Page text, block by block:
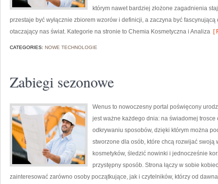
którym nawet bardziej złożone zagadnienia
przestaje być wyłącznie zbiorem wzorów i definicji, a zaczyna być
otaczający nas świat. Kategorie na stronie to Chemia Kosmetyczna i Analiza [
CATEGORIES: NOWE TECHNOLOGIE
Zabiegi sezonowe
Wenus to nowoczesny portal poświęcony
jest ważne każdego dnia: na świadomej trosce
odkrywaniu sposobów, dzięki którym można
stworzone dla osób, które chcą rozwijać swoją
kosmetyków, śledzić nowinki i jednocześnie
przystępny sposób. Strona łączy w sobie
zainteresować zarówno osoby początkujące, jak i czytelników, którzy od